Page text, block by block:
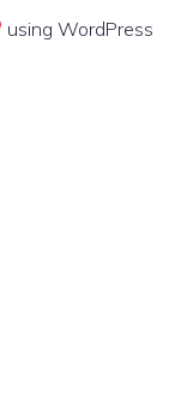
using WordPress